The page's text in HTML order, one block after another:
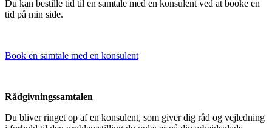
Du kan bestille tid til en samtale med en konsulent ved at booke en
tid på min side.
Book en samtale med en konsulent
Rådgivningssamtalen
Du bliver ringet op af en konsulent, som giver dig råd og vejledning